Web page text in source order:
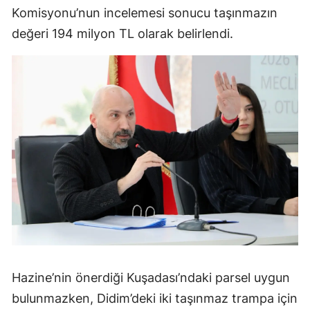
Komisyonu’nun incelemesi sonucu taşınmazın
değeri 194 milyon TL olarak belirlendi.
Hazine’nin önerdiği Kuşadası’ndaki parsel uygun
bulunmazken, Didim’deki iki taşınmaz trampa için